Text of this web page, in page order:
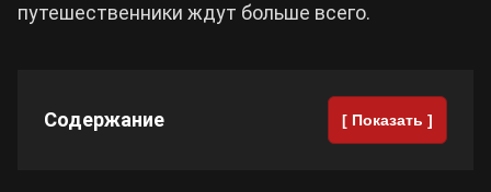
Cyberpunk 2077
путешественники ждут больше всего.
Содержание [ Показать ]